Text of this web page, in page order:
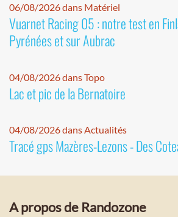
06/08/2026 dans Matériel
Vuarnet Racing 05 : notre test en
Pyrénées et sur Aubrac
04/08/2026 dans Topo
Lac et pic de la Bernatoire
04/08/2026 dans Actualités
Tracé gps Mazères-Lezons - Des
A propos de Randozone